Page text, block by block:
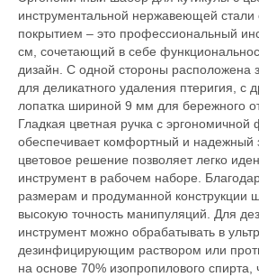
инструментальной нержавеющей
покрытием – это профессиональный
см, сочетающий в себе
дизайн. С одной стороны расположена
для деликатного удаления птеригия, с
лопатка шириной 9 мм для бережного
Гладкая цветная ручка с
обеспечивает комфортный и надежный
цветовое решение позволяет легко
инструмент в рабочем наборе.
размерам и продуманной конструкции
высокую точность манипуляций. Для
инструмент можно обрабатывать в
дезинфицирующим раствором или
на основе 70% изопропилового спирта,